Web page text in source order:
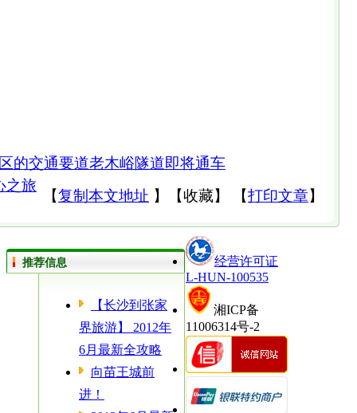
的交通要道老木峪隧道即将通车
之旅
【复制本文地址 】 【收藏】 【打印文章】
推荐信息
【长沙到张家
界旅游】 2012年
6月最新全攻略
向苗王城前
进！
经营许可证
L-HUN-100535
湘ICP备
11006314号-2